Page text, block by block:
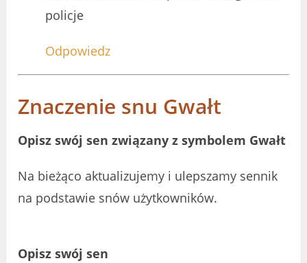
policje
Odpowiedz
Znaczenie snu Gwałt
Opisz swój sen związany z symbolem Gwałt
Na bieżąco aktualizujemy i ulepszamy sennik
na podstawie snów użytkowników.
Opisz swój sen